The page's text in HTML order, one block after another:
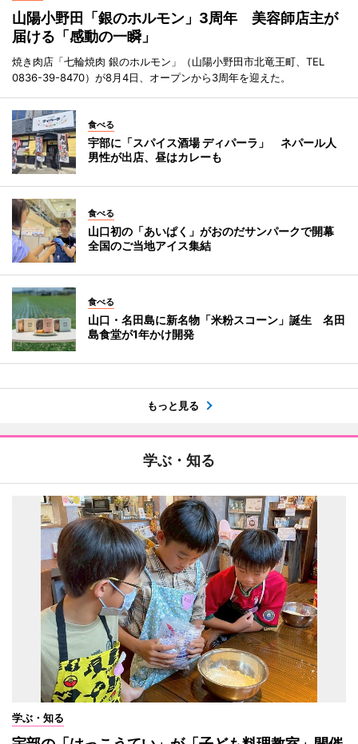
山陽小野田「銀のホルモン」3周年 美容師店主が
届ける「感動の一瞬」
焼き肉店「七輪焼肉 銀のホルモン」（山陽小野田市北竜王町、TEL
0836-39-8470）が8月4日、オープンから3周年を迎えた。
食べる
宇部に「スパイス酒場 ディパーラ」 ネパール人
男性が出店、昼はカレーも
食べる
山口初の「あいぱく」がおのだサンパークで開幕
全国のご当地アイス集結
食べる
山口・名田島に新名物「米粉スコーン」誕生 名田
島食堂が1年かけ開発
もっと見る
学ぶ・知る
学ぶ・知る